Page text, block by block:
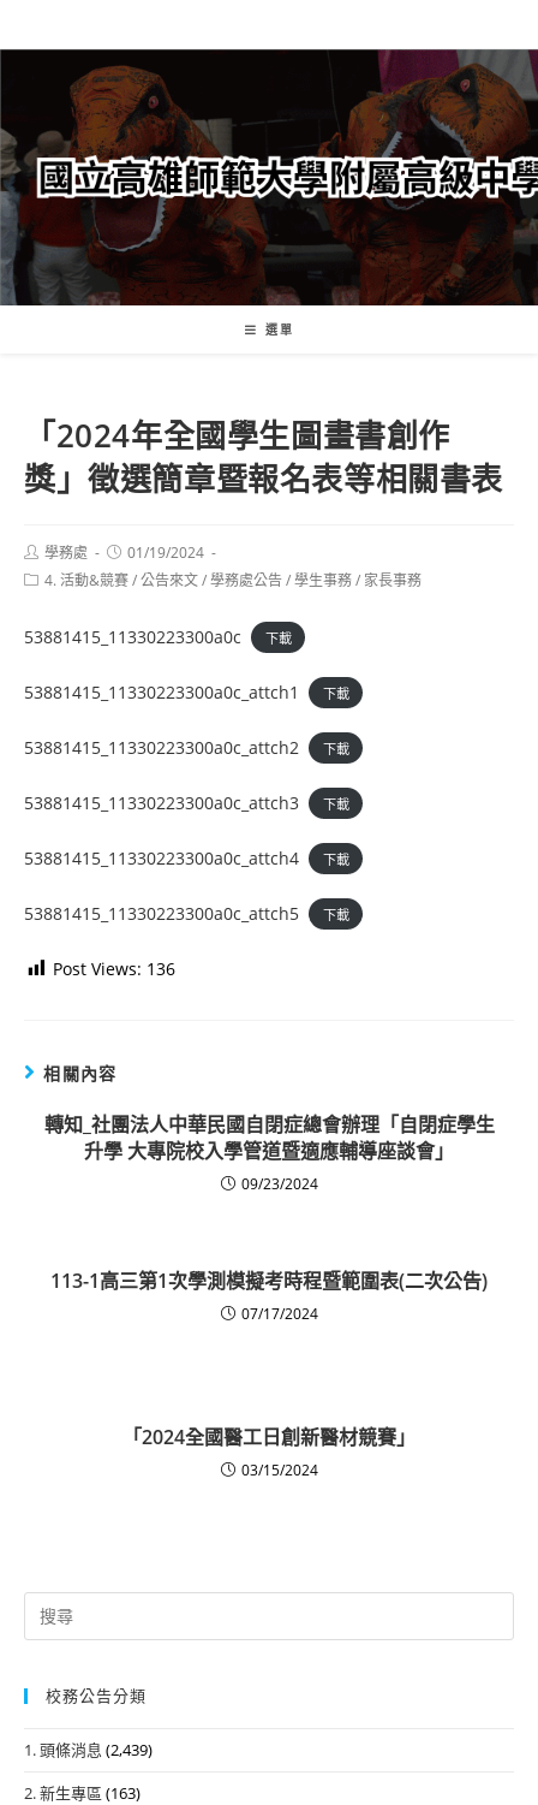
轉
要
內
容
選單
「2024年全國學生圖畫書創作
獎」徵選簡章暨報名表等相關書表
Post
author:
學務處
Post
published:
01/19/2024
Post4. 活動&競賽/公告來文/學務處公告/學生事務/ 家長事務
53881415_11330223300a0c 下載
53881415_11330223300a0c_attch1 下載
53881415_11330223300a0c_attch2 下載
53881415_11330223300a0c_attch3 下載
53881415_11330223300a0c_attch4 下載
53881415_11330223300a0c_attch5 下載
Post Views: 136
相關內容
轉知_社團法人中華民國自閉症總會辦理「自閉症學生
升學 大專院校入學管道暨適應輔導座談會」
09/23/2024
113-1高三第1次學測模擬考時程暨範圍表(二次公告)
07/17/2024
「2024全國醫工日創新醫材競賽」
03/15/2024
Search
for:
校務公告分類
1. 頭條消息 (2,439)
2. 新生專區 (163)